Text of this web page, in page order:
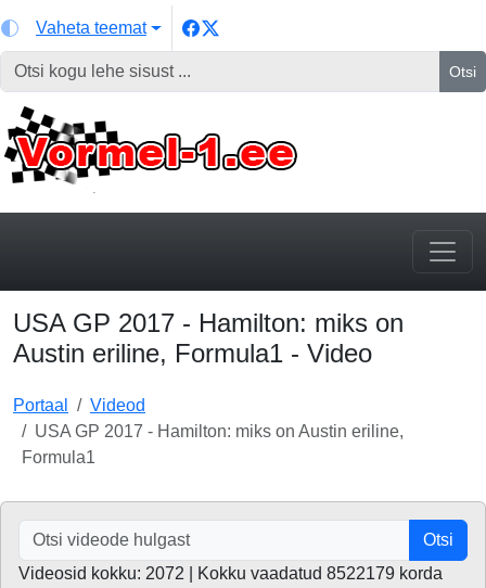
Vaheta teemat
Otsi
USA GP 2017 - Hamilton: miks on
Austin eriline, Formula1 - Video
Portaal
Videod
USA GP 2017 - Hamilton: miks on Austin eriline,
Formula1
Otsi
Videosid kokku: 2072 | Kokku vaadatud 8522179 korda